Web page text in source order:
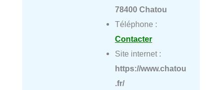
78400 Chatou
Téléphone :
Contacter
Site internet :
https://www.chatou
.fr/